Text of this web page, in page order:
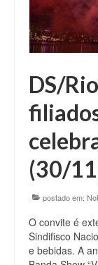
DS/
(30/
postado em:
O convite é
Sindifisco
e bebidas. A